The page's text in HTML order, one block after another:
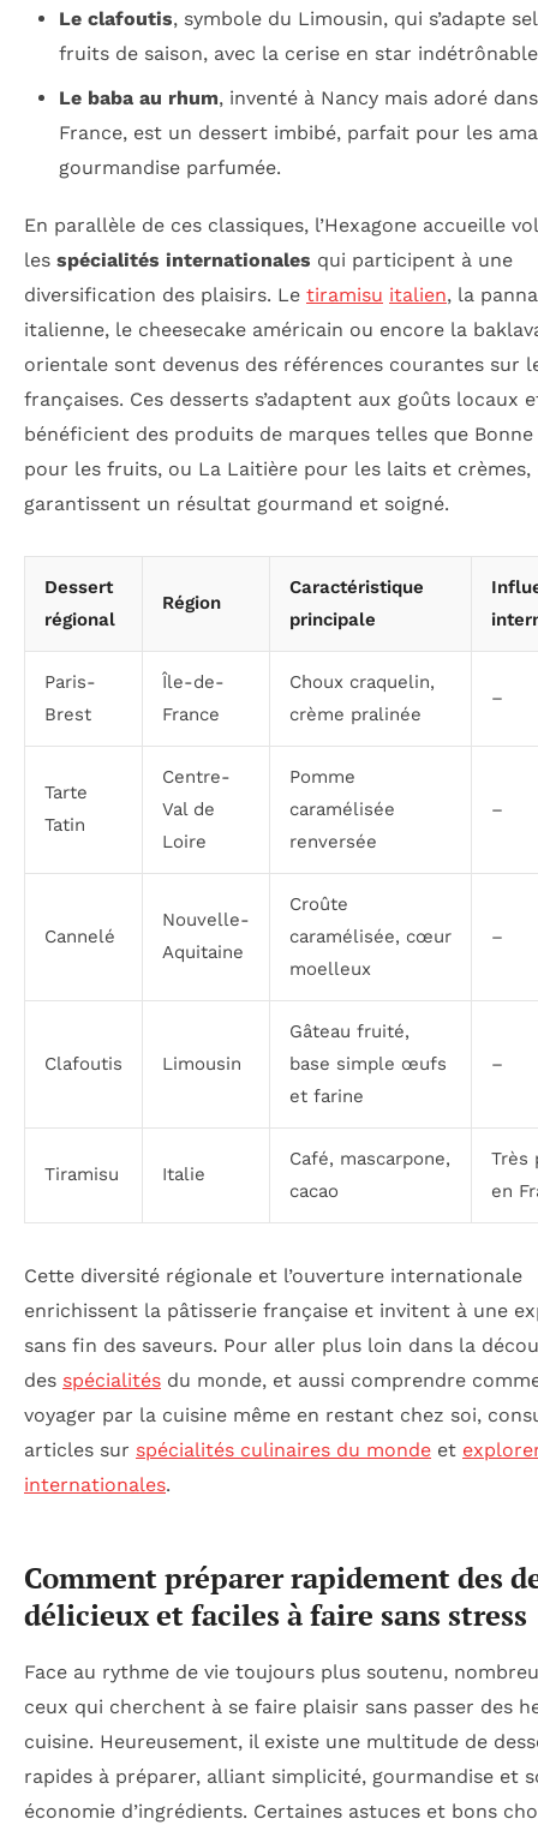
Le clafoutis, symbole du Limousin, qui s’adapte
fruits de saison, avec la cerise en star
Le baba au rhum, inventé à Nancy mais adoré
France, est un dessert imbibé, parfait pour les
gourmandise parfumée.
En parallèle de ces classiques, l’Hexagone accueille
les spécialités internationales qui participent à une
diversification des plaisirs. Le tiramisu italien, la
italienne, le cheesecake américain ou encore la
orientale sont devenus des références courantes sur
françaises. Ces desserts s’adaptent aux goûts locaux
bénéficient des produits de marques telles que Bonne
pour les fruits, ou La Laitière pour les laits et crèmes,
garantissent un résultat gourmand et soigné.
Dessert
régional
Région
Caractéristique
principale
Paris-
Brest
Île-de-
France
Choux craquelin,
crème pralinée
–
Tarte
Tatin
Centre-
Val de
Loire
Pomme
caramélisée
renversée
–
Cannelé
Nouvelle-
Aquitaine
Croûte
caramélisée, cœur
moelleux
–
Clafoutis Limousin
Gâteau fruité,
base simple œufs
et farine
–
Tiramisu Italie
Café, mascarpone,
cacao
Très
en
Cette diversité régionale et l’ouverture internationale
enrichissent la pâtisserie française et invitent à une
sans fin des saveurs. Pour aller plus loin dans la
des spécialités du monde, et aussi comprendre
voyager par la cuisine même en restant chez soi,
articles sur spécialités culinaires du monde et
internationales.
Comment préparer rapidement des
délicieux et faciles à faire sans stress
Face au rythme de vie toujours plus soutenu,
ceux qui cherchent à se faire plaisir sans passer des
cuisine. Heureusement, il existe une multitude de
rapides à préparer, alliant simplicité, gourmandise et
économie d’ingrédients. Certaines astuces et bons